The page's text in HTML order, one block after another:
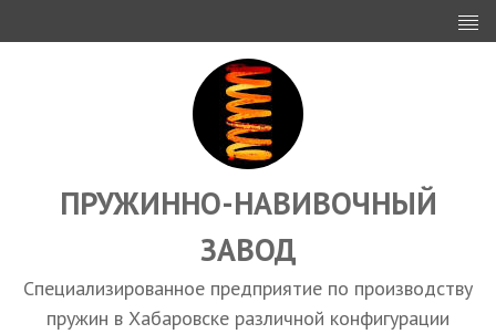
ИНВЕСТОРАМ
ПРОЕКТИРОВАНИЕ
ЭКСПОРТ
ЗАКУПКИ
КАЛЬКУЛЯТОР ПРУЖИН
Хабаровск
ПРУЖИННО-НАВИВОЧНЫЙ
ЗАВОД
Специализированное предприятие по производству
пружин в Хабаровске различной конфигурации